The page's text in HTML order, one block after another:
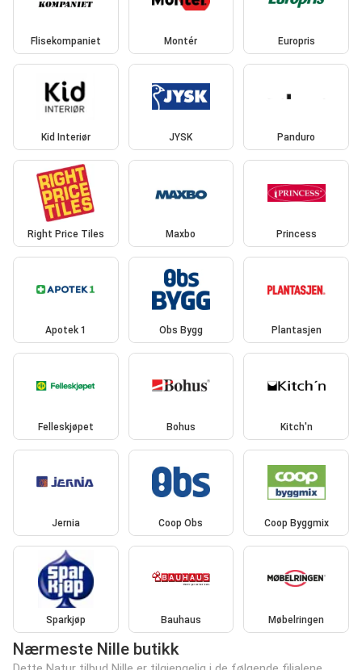
Flisekompaniet Montér Europris
Kid Interiør JYSK Panduro
Right Price Tiles Maxbo Princess
Apotek 1 Obs Bygg Plantasjen
Felleskjøpet Bohus Kitch'n
Jernia Coop Obs Coop Byggmix
Sparkjøp Bauhaus Møbelringen
Nærmeste Nille butikk